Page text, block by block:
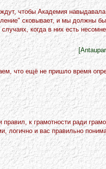
чтобы Академия
сковывает, и мы должны
случаях, когда в них есть
что ещё не пришло время
к грамотности ради
логично и вас правильно